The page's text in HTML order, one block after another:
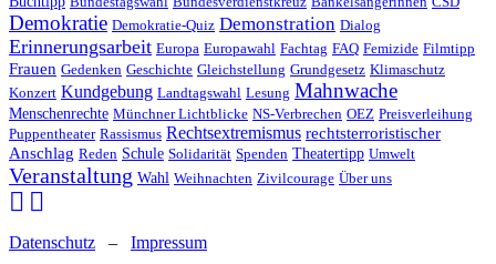
Demokratie Demokratie-Quiz Demonstration Dialog
Erinnerungsarbeit Europa Europawahl Fachtag FAQ Femizide Filmtipp
Frauen Gedenken Geschichte Gleichstellung Grundgesetz Klimaschutz
Konzert Kundgebung Landtagswahl Lesung Mahnwache
Menschenrechte Münchner Lichtblicke NS-Verbrechen OEZ Preisverleihung
Puppentheater Rassismus Rechtsextremismus rechtsterroristischer
Anschlag Reden Schule Solidarität Spenden Theatertipp Umwelt
Veranstaltung Wahl Weihnachten Zivilcourage Über uns
Datenschutz – Impressum